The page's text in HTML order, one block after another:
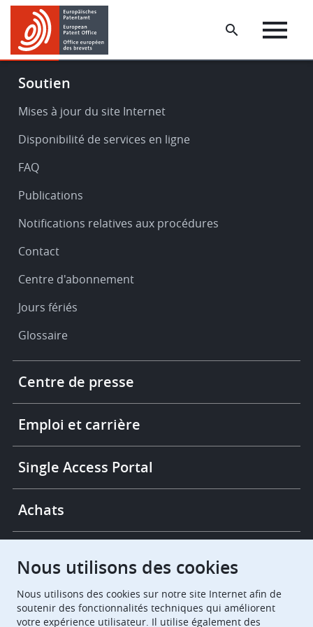
Skip
main
content
Skip
footer
Footer
Service
support
Soutien
Mises à jour du site Internet
Disponibilité de services en ligne
FAQ
Publications
Notifications relatives aux procédures
Contact
Centre d'abonnement
Jours fériés
Glossaire
More
links
Centre de presse
Emploi et carrière
Single Access Portal
Achats
European Patent Office EPO Jobs
Nous utilisons des cookies
Nous utilisons des cookies sur notre site Internet afin de
soutenir des fonctionnalités techniques qui améliorent
votre expérience utilisateur. Il utilise également des